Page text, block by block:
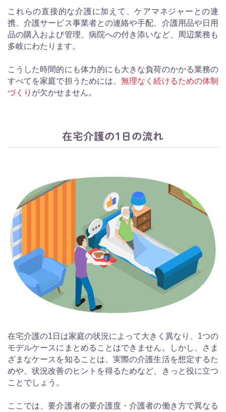
これらの直接的な介護に加えて、ケアマネジャーとの連
携、介護サービス事業者との連絡や手配、介護用品や日用
品の購入および管理、病院への付き添いなど、周辺業務も
多岐にわたります。
こうした時間的にも体力的にも大きな負荷のかかる業務の
すべてを家庭で担うためには、無理なく続けるための体制
づくり が欠かせません。
在宅介護の1日の流れ
在宅介護の1日は家庭の状況によって大きく異なり、1つの
モデルケースにまとめることはできません。しかし、さま
ざまなケースを知ることは、実際の介護生活を想定するた
めや、状況改善のヒントを得るためなど、きっと役に立つ
ことでしょう。
ここでは、要介護者の要介護度・介護者の働き方で異なる